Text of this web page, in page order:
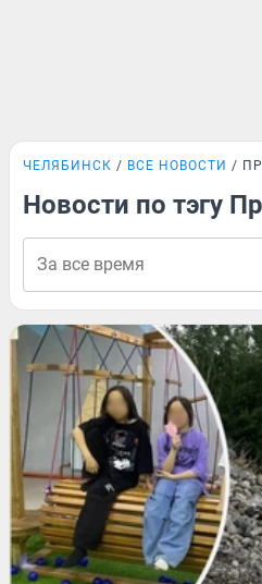
ЧЕЛЯБИНСК ВСЕ НОВОСТИ
Новости по тэгу